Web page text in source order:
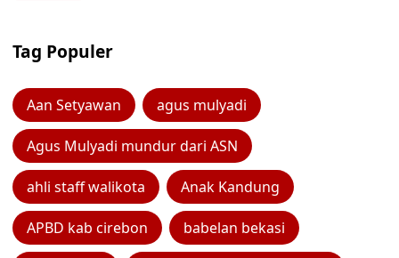
Tag Populer
Aan Setyawan agus mulyadi
Agus Mulyadi mundur dari ASN
ahli staff walikota Anak Kandung
APBD kab cirebon babelan bekasi